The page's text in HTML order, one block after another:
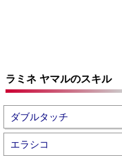
ラミネ ヤマルのスキル
ダブルタッチ
エラシコ